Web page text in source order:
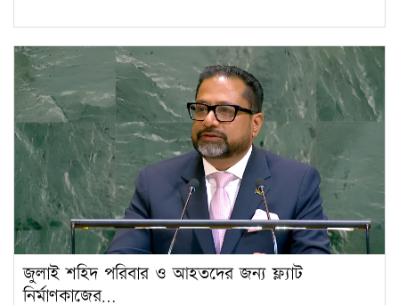
জুলাই শহিদ পরিবার ও আহতদের জন্য ফ্ল্যাট
নির্মাণকাজের…